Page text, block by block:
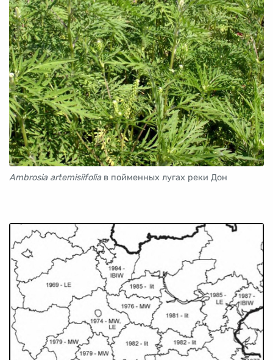
Ambrosia artemisiifoliaв пойменных лугах реки Дон